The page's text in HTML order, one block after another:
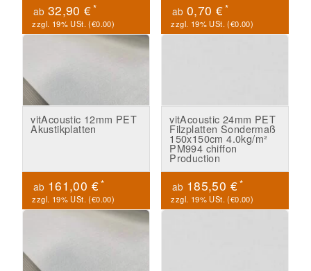
ab 32,90 €*
zzgl. 19% USt. (€0.00)
ab 0,70 €*
zzgl. 19% USt. (€0.00)
vitAcoustic 12mm PET
Akustikplatten
ab 161,00 €*
zzgl. 19% USt. (€0.00)
vitAcoustic 24mm PET
Filzplatten Sondermaß
150x150cm 4.0kg/m²
PM994 chiffon
Production
ab 185,50 €*
zzgl. 19% USt. (€0.00)